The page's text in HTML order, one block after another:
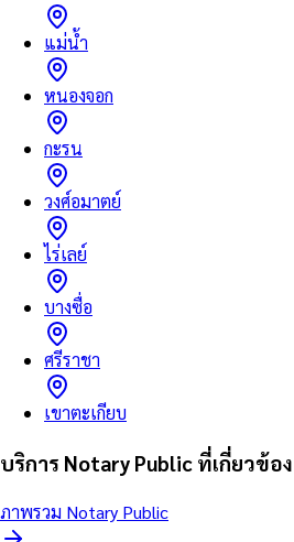
แม่น้ำ
หนองจอก
กะรน
วงศ์อมาตย์
ไร่เลย์
บางซื่อ
ศรีราชา
เขาตะเกียบ
บริการ Notary Public ที่เกี่ยวข้อง
ภาพรวม Notary Public